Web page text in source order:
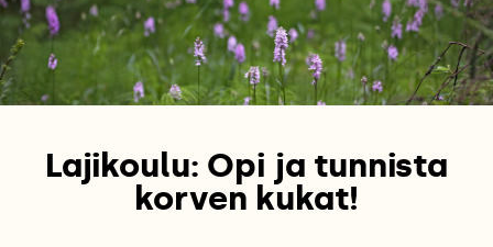
Lajikoulu: Opi ja tunnista
korven kukat!